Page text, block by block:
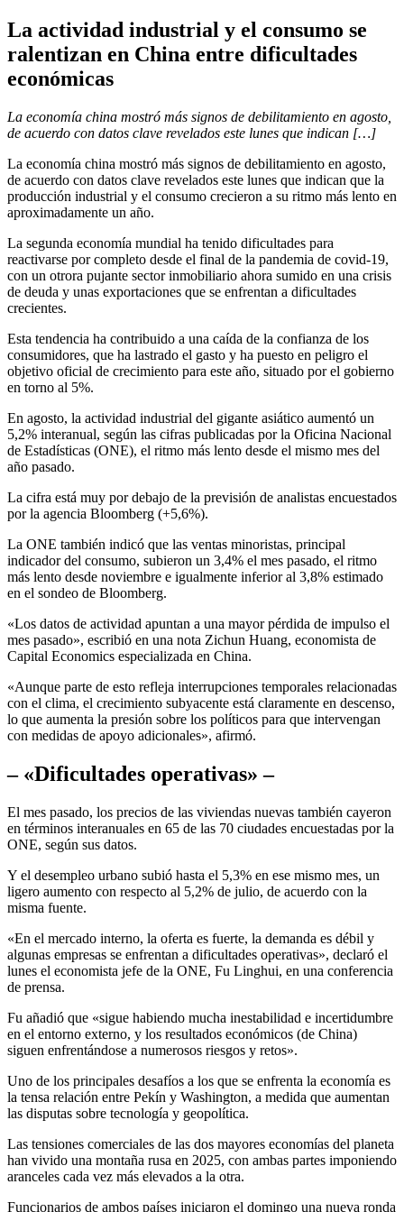
La actividad industrial y el consumo se
ralentizan en China entre dificultades
económicas
La economía china mostró más signos de debilitamiento en agosto,
de acuerdo con datos clave revelados este lunes que indican […]
La economía china mostró más signos de debilitamiento en agosto,
de acuerdo con datos clave revelados este lunes que indican que la
producción industrial y el consumo crecieron a su ritmo más lento en
aproximadamente un año.
La segunda economía mundial ha tenido dificultades para
reactivarse por completo desde el final de la pandemia de covid-19,
con un otrora pujante sector inmobiliario ahora sumido en una crisis
de deuda y unas exportaciones que se enfrentan a dificultades
crecientes.
Esta tendencia ha contribuido a una caída de la confianza de los
consumidores, que ha lastrado el gasto y ha puesto en peligro el
objetivo oficial de crecimiento para este año, situado por el gobierno
en torno al 5%.
En agosto, la actividad industrial del gigante asiático aumentó un
5,2% interanual, según las cifras publicadas por la Oficina Nacional
de Estadísticas (ONE), el ritmo más lento desde el mismo mes del
año pasado.
La cifra está muy por debajo de la previsión de analistas encuestados
por la agencia Bloomberg (+5,6%).
La ONE también indicó que las ventas minoristas, principal
indicador del consumo, subieron un 3,4% el mes pasado, el ritmo
más lento desde noviembre e igualmente inferior al 3,8% estimado
en el sondeo de Bloomberg.
«Los datos de actividad apuntan a una mayor pérdida de impulso el
mes pasado», escribió en una nota Zichun Huang, economista de
Capital Economics especializada en China.
«Aunque parte de esto refleja interrupciones temporales relacionadas
con el clima, el crecimiento subyacente está claramente en descenso,
lo que aumenta la presión sobre los políticos para que intervengan
con medidas de apoyo adicionales», afirmó.
– «Dificultades operativas» –
El mes pasado, los precios de las viviendas nuevas también cayeron
en términos interanuales en 65 de las 70 ciudades encuestadas por la
ONE, según sus datos.
Y el desempleo urbano subió hasta el 5,3% en ese mismo mes, un
ligero aumento con respecto al 5,2% de julio, de acuerdo con la
misma fuente.
«En el mercado interno, la oferta es fuerte, la demanda es débil y
algunas empresas se enfrentan a dificultades operativas», declaró el
lunes el economista jefe de la ONE, Fu Linghui, en una conferencia
de prensa.
Fu añadió que «sigue habiendo mucha inestabilidad e incertidumbre
en el entorno externo, y los resultados económicos (de China)
siguen enfrentándose a numerosos riesgos y retos».
Uno de los principales desafíos a los que se enfrenta la economía es
la tensa relación entre Pekín y Washington, a medida que aumentan
las disputas sobre tecnología y geopolítica.
Las tensiones comerciales de las dos mayores economías del planeta
han vivido una montaña rusa en 2025, con ambas partes imponiendo
aranceles cada vez más elevados a la otra.
Funcionarios de ambos países iniciaron el domingo una nueva ronda